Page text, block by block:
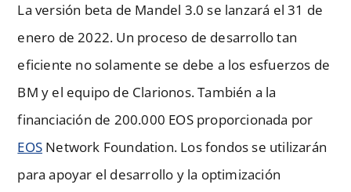
La versión beta de Mandel 3.0 se lanzará el 31 de
enero de 2022. Un proceso de desarrollo tan
eficiente no solamente se debe a los esfuerzos de
BM y el equipo de Clarionos. También a la
financiación de 200.000 EOS proporcionada por
EOS Network Foundation. Los fondos se utilizarán
para apoyar el desarrollo y la optimización